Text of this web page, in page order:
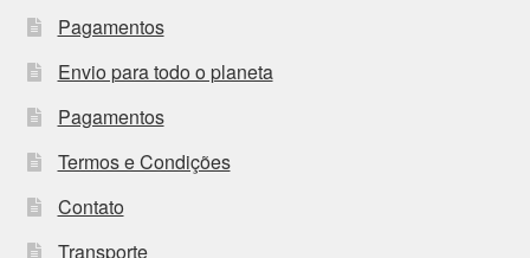
Pagamentos
Envio para todo o planeta
Pagamentos
Termos e Condições
Contato
Transporte